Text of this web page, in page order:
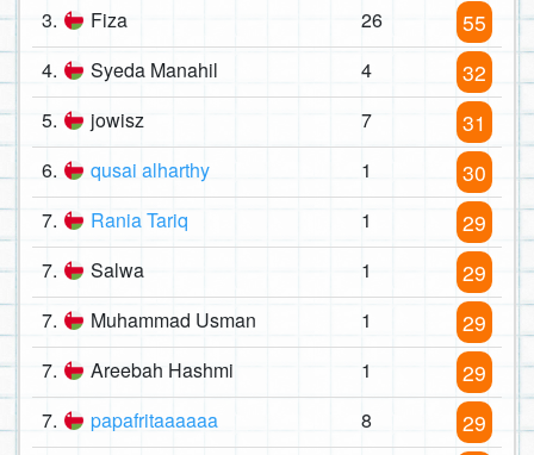
3. Fiza 26 55
4. Syeda Manahil 4 32
5. jowisz 7 31
6. qusai alharthy 1 30
7. Rania Tariq 1 29
7. Salwa 1 29
7. Muhammad Usman 1 29
7. Areebah Hashmi 1 29
7. papafritaaaaaa 8 29